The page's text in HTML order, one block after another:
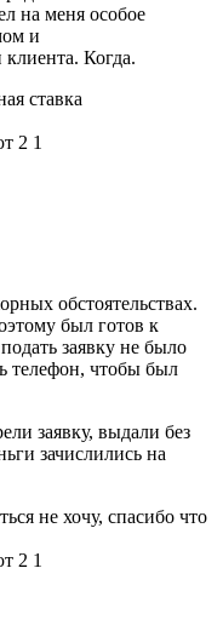
на меня особое
и
Когда.
ставка
2 1
обстоятельствах.
был готов к
заявку не было
телефон, чтобы был
заявку, выдали без
зачислились на
не хочу, спасибо что
2 1